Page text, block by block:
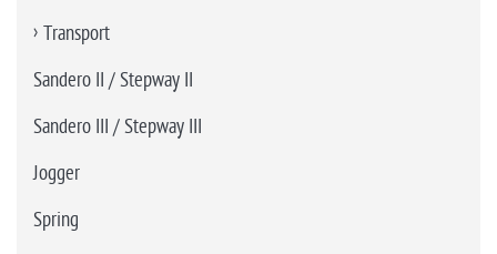
Transport
Sandero II / Stepway II
Sandero III / Stepway III
Jogger
Spring